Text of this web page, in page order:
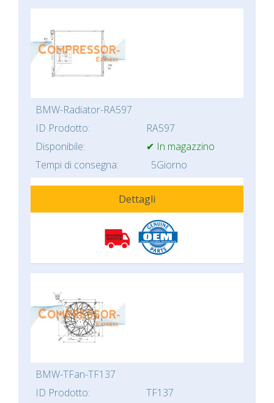
BMW-Radiator-RA597
ID Prodotto:
RA597
Disponibile:
✔ In magazzino
Tempi di consegna:
5Giorno
Dettagli
BMW-TFan-TF137
ID Prodotto:
TF137